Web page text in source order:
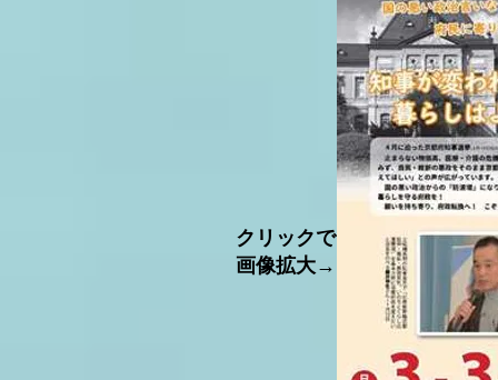
​クリックで
画像拡大→